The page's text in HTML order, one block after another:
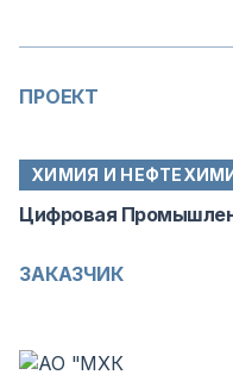
ПРОЕКТ
ХИМИЯ И
Цифровая
ЗАКАЗЧИК